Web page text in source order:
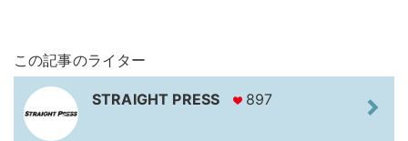
この記事のライター
STRAIGHT PRESS 897